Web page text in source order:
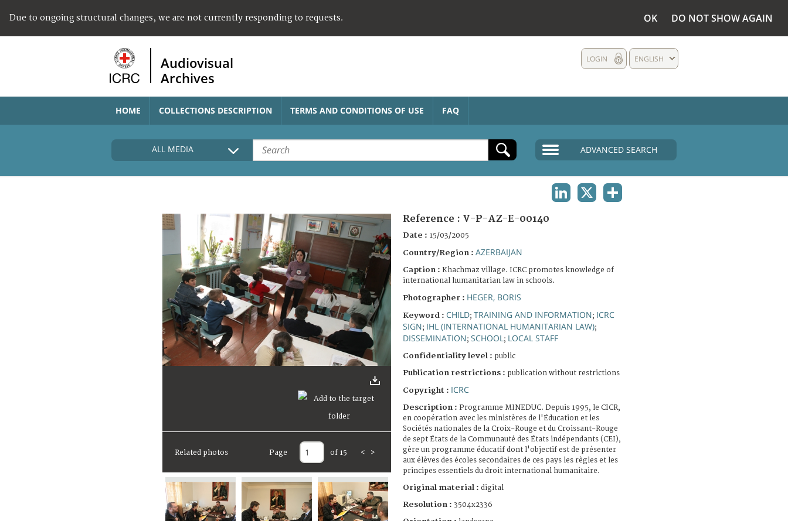
Due to ongoing structural changes, we are not currently responding to requests. OK DO NOT SHOW AGAIN
Audiovisual
Archives
ENGLISH
LOGIN
HOME COLLECTIONS DESCRIPTION TERMS AND CONDITIONS OF USE FAQ
ALL MEDIA ADVANCED SEARCH
Related photos Page of 15 < >
Reference : V-P-AZ-E-00140
Date : 15/03/2005
Country/Region : AZERBAIJAN
Caption : Khachmaz village. ICRC promotes knowledge of
international humanitarian law in schools.
Photographer : HEGER, BORIS
Keyword : CHILD; TRAINING AND INFORMATION; ICRC
SIGN; IHL (INTERNATIONAL HUMANITARIAN LAW);
DISSEMINATION; SCHOOL ; LOCAL STAFF
Confidentiality level : public
Publication restrictions : publication without restrictions
Copyright : ICRC
Description : Programme MINEDUC. Depuis 1995, le CICR,
en coopération avec les ministères de l'Éducation et les
Sociétés nationales de la Croix-Rouge et du Croissant-Rouge
de sept États de la Communauté des États indépendants (CEI),
gère un programme éducatif dont l'objectif est de présenter
aux élèves des écoles secondaires de ces pays les règles et les
principes essentiels du droit international humanitaire.
Original material : digital
Resolution : 3504x2336